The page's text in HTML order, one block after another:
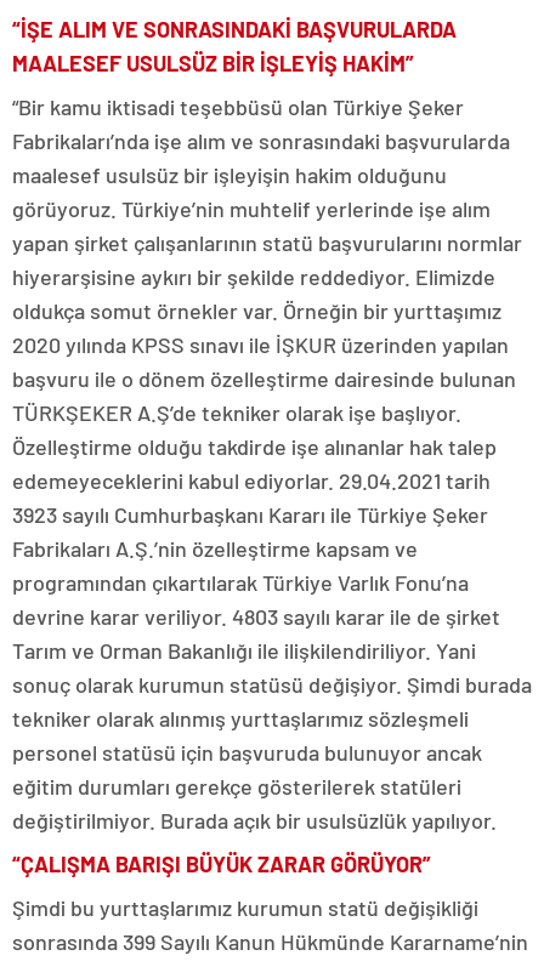
“İŞE ALIM VE SONRASINDAKİ BAŞVURULARDA
MAALESEF USULSÜZ BİR İŞLEYİŞ HAKİM”
“Bir kamu iktisadi teşebbüsü olan Türkiye Şeker
Fabrikaları’nda işe alım ve sonrasındaki başvurularda
maalesef usulsüz bir işleyişin hakim olduğunu
görüyoruz. Türkiye’nin muhtelif yerlerinde işe alım
yapan şirket çalışanlarının statü başvurularını normlar
hiyerarşisine aykırı bir şekilde reddediyor. Elimizde
oldukça somut örnekler var. Örneğin bir yurttaşımız
2020 yılında KPSS sınavı ile İŞKUR üzerinden yapılan
başvuru ile o dönem özelleştirme dairesinde bulunan
TÜRKŞEKER A.Ş’de tekniker olarak işe başlıyor.
Özelleştirme olduğu takdirde işe alınanlar hak talep
edemeyeceklerini kabul ediyorlar. 29.04.2021 tarih
3923 sayılı Cumhurbaşkanı Kararı ile Türkiye Şeker
Fabrikaları A.Ş.’nin özelleştirme kapsam ve
programından çıkartılarak Türkiye Varlık Fonu’na
devrine karar veriliyor. 4803 sayılı karar ile de şirket
Tarım ve Orman Bakanlığı ile ilişkilendiriliyor. Yani
sonuç olarak kurumun statüsü değişiyor. Şimdi burada
tekniker olarak alınmış yurttaşlarımız sözleşmeli
personel statüsü için başvuruda bulunuyor ancak
eğitim durumları gerekçe gösterilerek statüleri
değiştirilmiyor. Burada açık bir usulsüzlük yapılıyor.
“ÇALIŞMA BARIŞI BÜYÜK ZARAR GÖRÜYOR”
Şimdi bu yurttaşlarımız kurumun statü değişikliği
sonrasında 399 Sayılı Kanun Hükmünde Kararname’nin